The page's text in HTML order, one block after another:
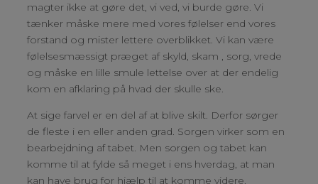
magter ikke at gøre det, vi ved, vi burde gøre. Vi
tænker måske mere med vores følelser end vores
forstand og mister lettere overblikket. Vi kan være
følelsesmæssigt præget af skyld, skam , sorg, vrede
og måske en lille smule lettelse over at der endelig
kom en afklaring på hvad der skulle ske.
At sige farvel er en del af at blive skilt. Derfor sørger
de fleste i en eller anden grad. Sorgen virker som en
bearbejdning af tabet. Men sorgen og tabet kan
komme til at fylde så meget i ens hverdag, at man
kan have brug for hjælp til at komme videre.